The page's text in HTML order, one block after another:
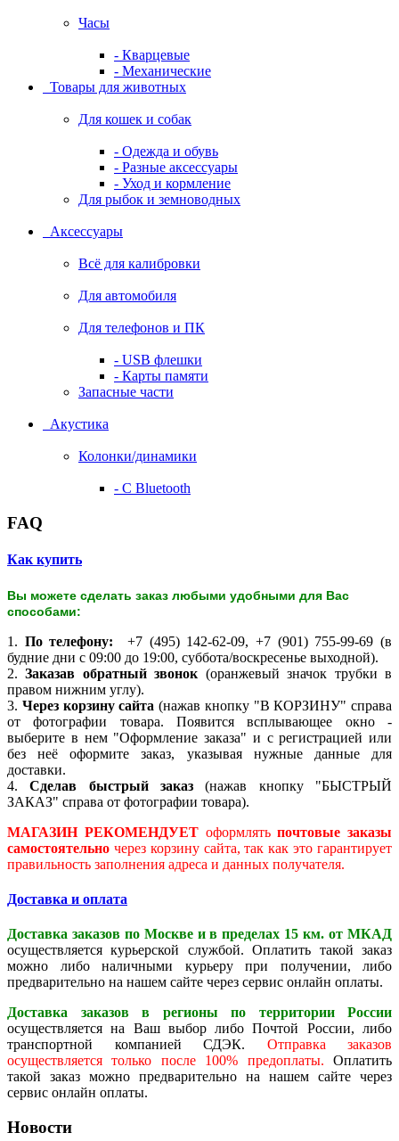
Часы
- Кварцевые
- Механические
Товары для животных
Для кошек и собак
- Одежда и обувь
- Разные аксессуары
- Уход и кормление
Для рыбок и земноводных
Аксессуары
Всё для калибровки
Для автомобиля
Для телефонов и ПК
- USB флешки
- Карты памяти
Запасные части
Акустика
Колонки/динамики
- С Bluetooth
FAQ
Как купить
Вы можете сделать заказ любыми удобными для Вас
способами:
1. По телефону: +7 (495) 142-62-09, +7 (901) 755-99-69 (в
будние дни с 09:00 до 19:00, суббота/воскресенье выходной).
2.Заказав обратный звонок (оранжевый значок трубки в
правом нижним углу).
3. Через корзину сайта (нажав кнопку "В КОРЗИНУ" справа
от фотографии товара. Появится всплывающее окно -
выберите в нем "Оформление заказа" и с регистрацией или
без неё оформите заказ, указывая нужные данные для
доставки.
4.Сделав быстрый заказ (нажав кнопку "БЫСТРЫЙ
ЗАКАЗ" справа от фотографии товара).
МАГАЗИН РЕКОМЕНДУЕТоформлятьпочтовые заказы
самостоятельно через корзину сайта, так как это гарантирует
правильность заполнения адреса и данных получателя.
Доставка и оплата
Доставка заказов по Москве и в пределах 15 км. от МКАД
осуществляется курьерской службой. Оплатить такой заказ
можно либо наличными курьеру при получении, либо
предварительно на нашем сайте через сервис онлайн оплаты.
Доставка заказов в регионы по территории России
осуществляется на Ваш выбор либо Почтой России, либо
транспортной компанией СДЭК. Отправка заказов
осуществляется только после 100% предоплаты. Оплатить
такой заказ можно предварительно на нашем сайте через
сервис онлайн оплаты.
Новости